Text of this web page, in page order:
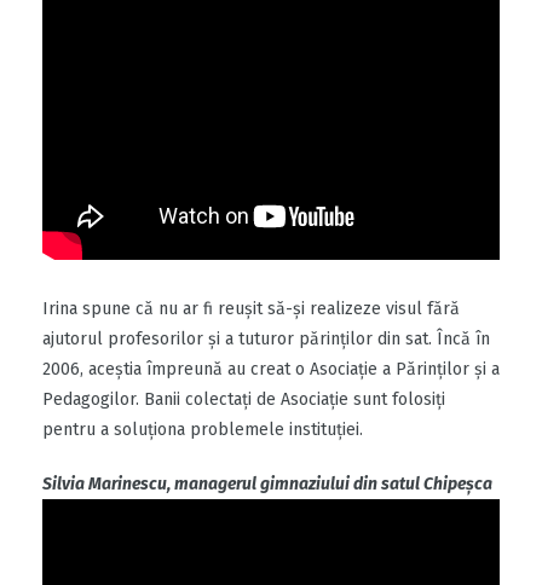
Irina spune că nu ar fi reușit să-și realizeze visul fără
ajutorul profesorilor și a tuturor părinților din sat. Încă în
2006, aceștia împreună au creat o Asociație a Părinților și a
Pedagogilor. Banii colectați de Asociație sunt folosiți
pentru a soluționa problemele instituției.
Silvia Marinescu, managerul gimnaziului din satul Chipeșca